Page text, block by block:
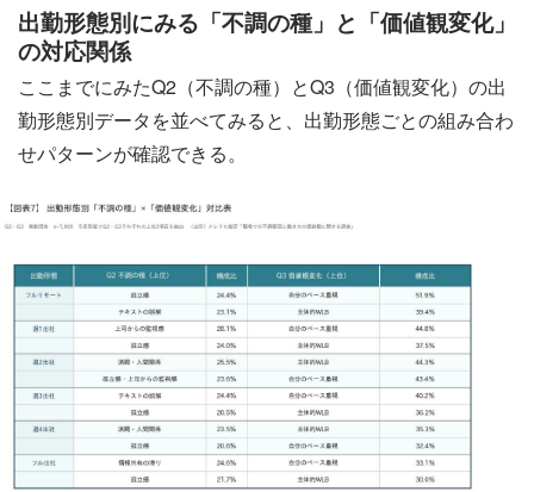
出勤形態別にみる「不調の種」と「価値観変化」
の対応関係
ここまでにみたQ2（不調の種）とQ3（価値観変化）の出
勤形態別データを並べてみると、出勤形態ごとの組み合わ
せパターンが確認できる。